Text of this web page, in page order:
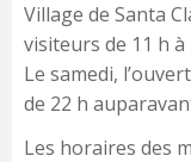
Village de Santa
visiteurs de 11 h à
Le samedi,
de 22 h
Les horaires des